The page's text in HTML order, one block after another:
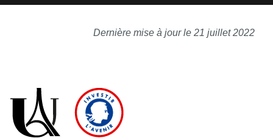
Dernière mise à jour le 21 juillet 2022